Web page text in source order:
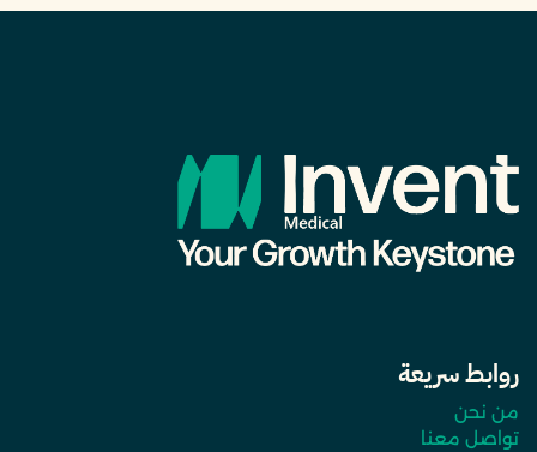
روابط سريعة
من نحن
تواصل معنا